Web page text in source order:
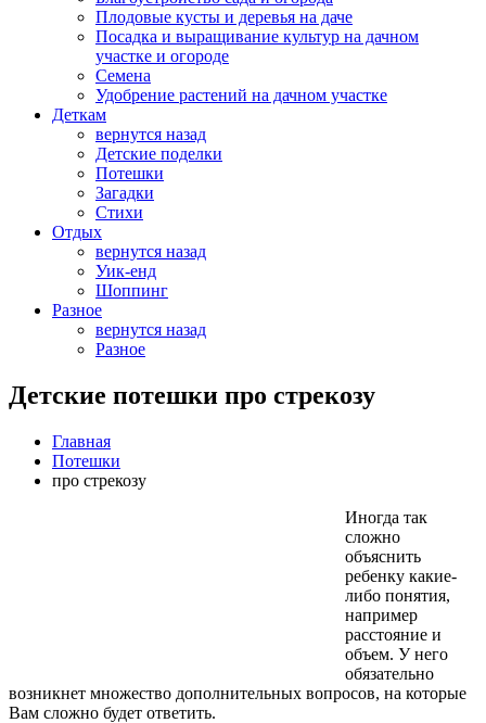
Плодовые кусты и деревья на даче
Посадка и выращивание культур на дачном
участке и огороде
Семена
Удобрение растений на дачном участке
Деткам
вернутся назад
Детские поделки
Потешки
Загадки
Стихи
Отдых
вернутся назад
Уик-енд
Шоппинг
Разное
вернутся назад
Разное
Детские потешки про стрекозу
Главная
Потешки
про стрекозу
Иногда так
сложно
объяснить
ребенку какие-
либо понятия,
например
расстояние и
объем. У него
обязательно
возникнет множество дополнительных вопросов, на которые
Вам сложно будет ответить.